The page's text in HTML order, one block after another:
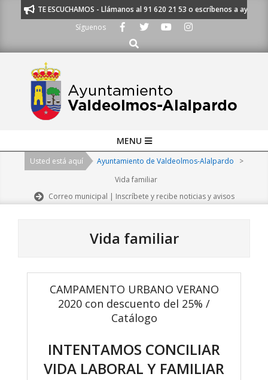
TE ESCUCHAMOS - Llámanos al 91 620 21 53 o escríbenos a
Síguenos
Buscar
Navigation
MENU
Usted está aquí Ayuntamiento de Valdeolmos-Alalpardo
>
Vida familiar
Correo municipal | Inscríbete y recibe noticias y avisos
Vida familiar
CAMPAMENTO URBANO VERANO
2020 con descuento del 25% /
Catálogo
INTENTAMOS CONCILIAR
VIDA LABORAL Y FAMILIAR